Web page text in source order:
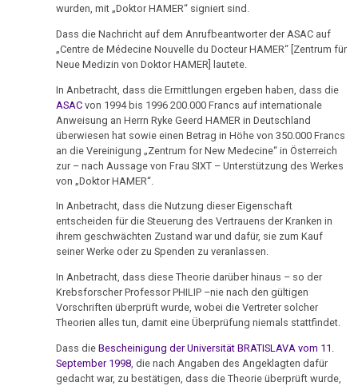
wurden, mit „Doktor HAMER“ signiert sind.
Dass die Nachricht auf dem Anrufbeantworter der ASAC auf
„Centre de Médecine Nouvelle du Docteur HAMER“ [Zentrum für
Neue Medizin von Doktor HAMER] lautete.
In Anbetracht, dass die Ermittlungen ergeben haben, dass die
ASAC von 1994 bis 1996 200.000 Francs auf internationale
Anweisung an Herrn Ryke Geerd HAMER in Deutschland
überwiesen hat sowie einen Betrag in Höhe von 350.000 Francs
an die Vereinigung „Zentrum for New Medecine“ in Österreich
zur – nach Aussage von Frau SIXT – Unterstützung des Werkes
von „Doktor HAMER“.
In Anbetracht, dass die Nutzung dieser Eigenschaft
entscheiden für die Steuerung des Vertrauens der Kranken in
ihrem geschwächten Zustand war und dafür, sie zum Kauf
seiner Werke oder zu Spenden zu veranlassen.
In Anbetracht, dass diese Theorie darüber hinaus – so der
Krebsforscher Professor PHILIP –nie nach den gültigen
Vorschriften überprüft wurde, wobei die Vertreter solcher
Theorien alles tun, damit eine Überprüfung niemals stattfindet.
Dass dieBescheinigung der Universität BRATISLAVA vom 11.
September 1998 , die nach Angaben des Angeklagten dafür
gedacht war, zu bestätigen, dass die Theorie überprüft wurde,